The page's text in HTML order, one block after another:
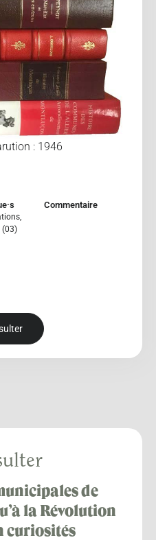
: 1946
,
(03)
Commentaire
de
la Révolution
curiosités